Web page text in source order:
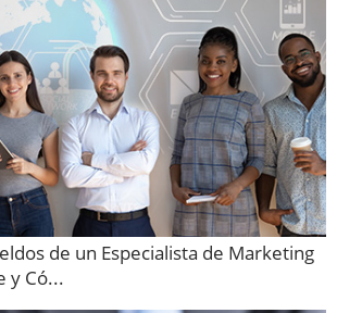
de un Especialista de Marketing
y Có...